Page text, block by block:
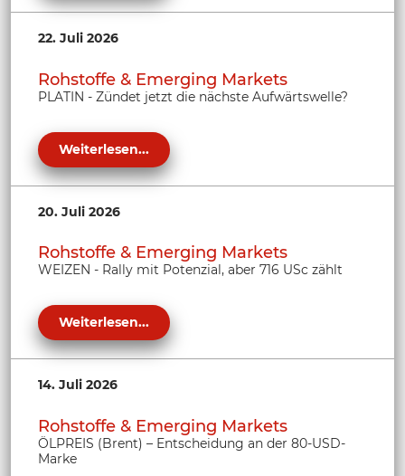
22. Juli 2026
Rohstoffe & Emerging Markets
PLATIN - Zündet jetzt die nächste Aufwärtswelle?
Weiterlesen...
20. Juli 2026
Rohstoffe & Emerging Markets
WEIZEN - Rally mit Potenzial, aber 716 USc zählt
Weiterlesen...
14. Juli 2026
Rohstoffe & Emerging Markets
ÖLPREIS (Brent) – Entscheidung an der 80-USD-
Marke